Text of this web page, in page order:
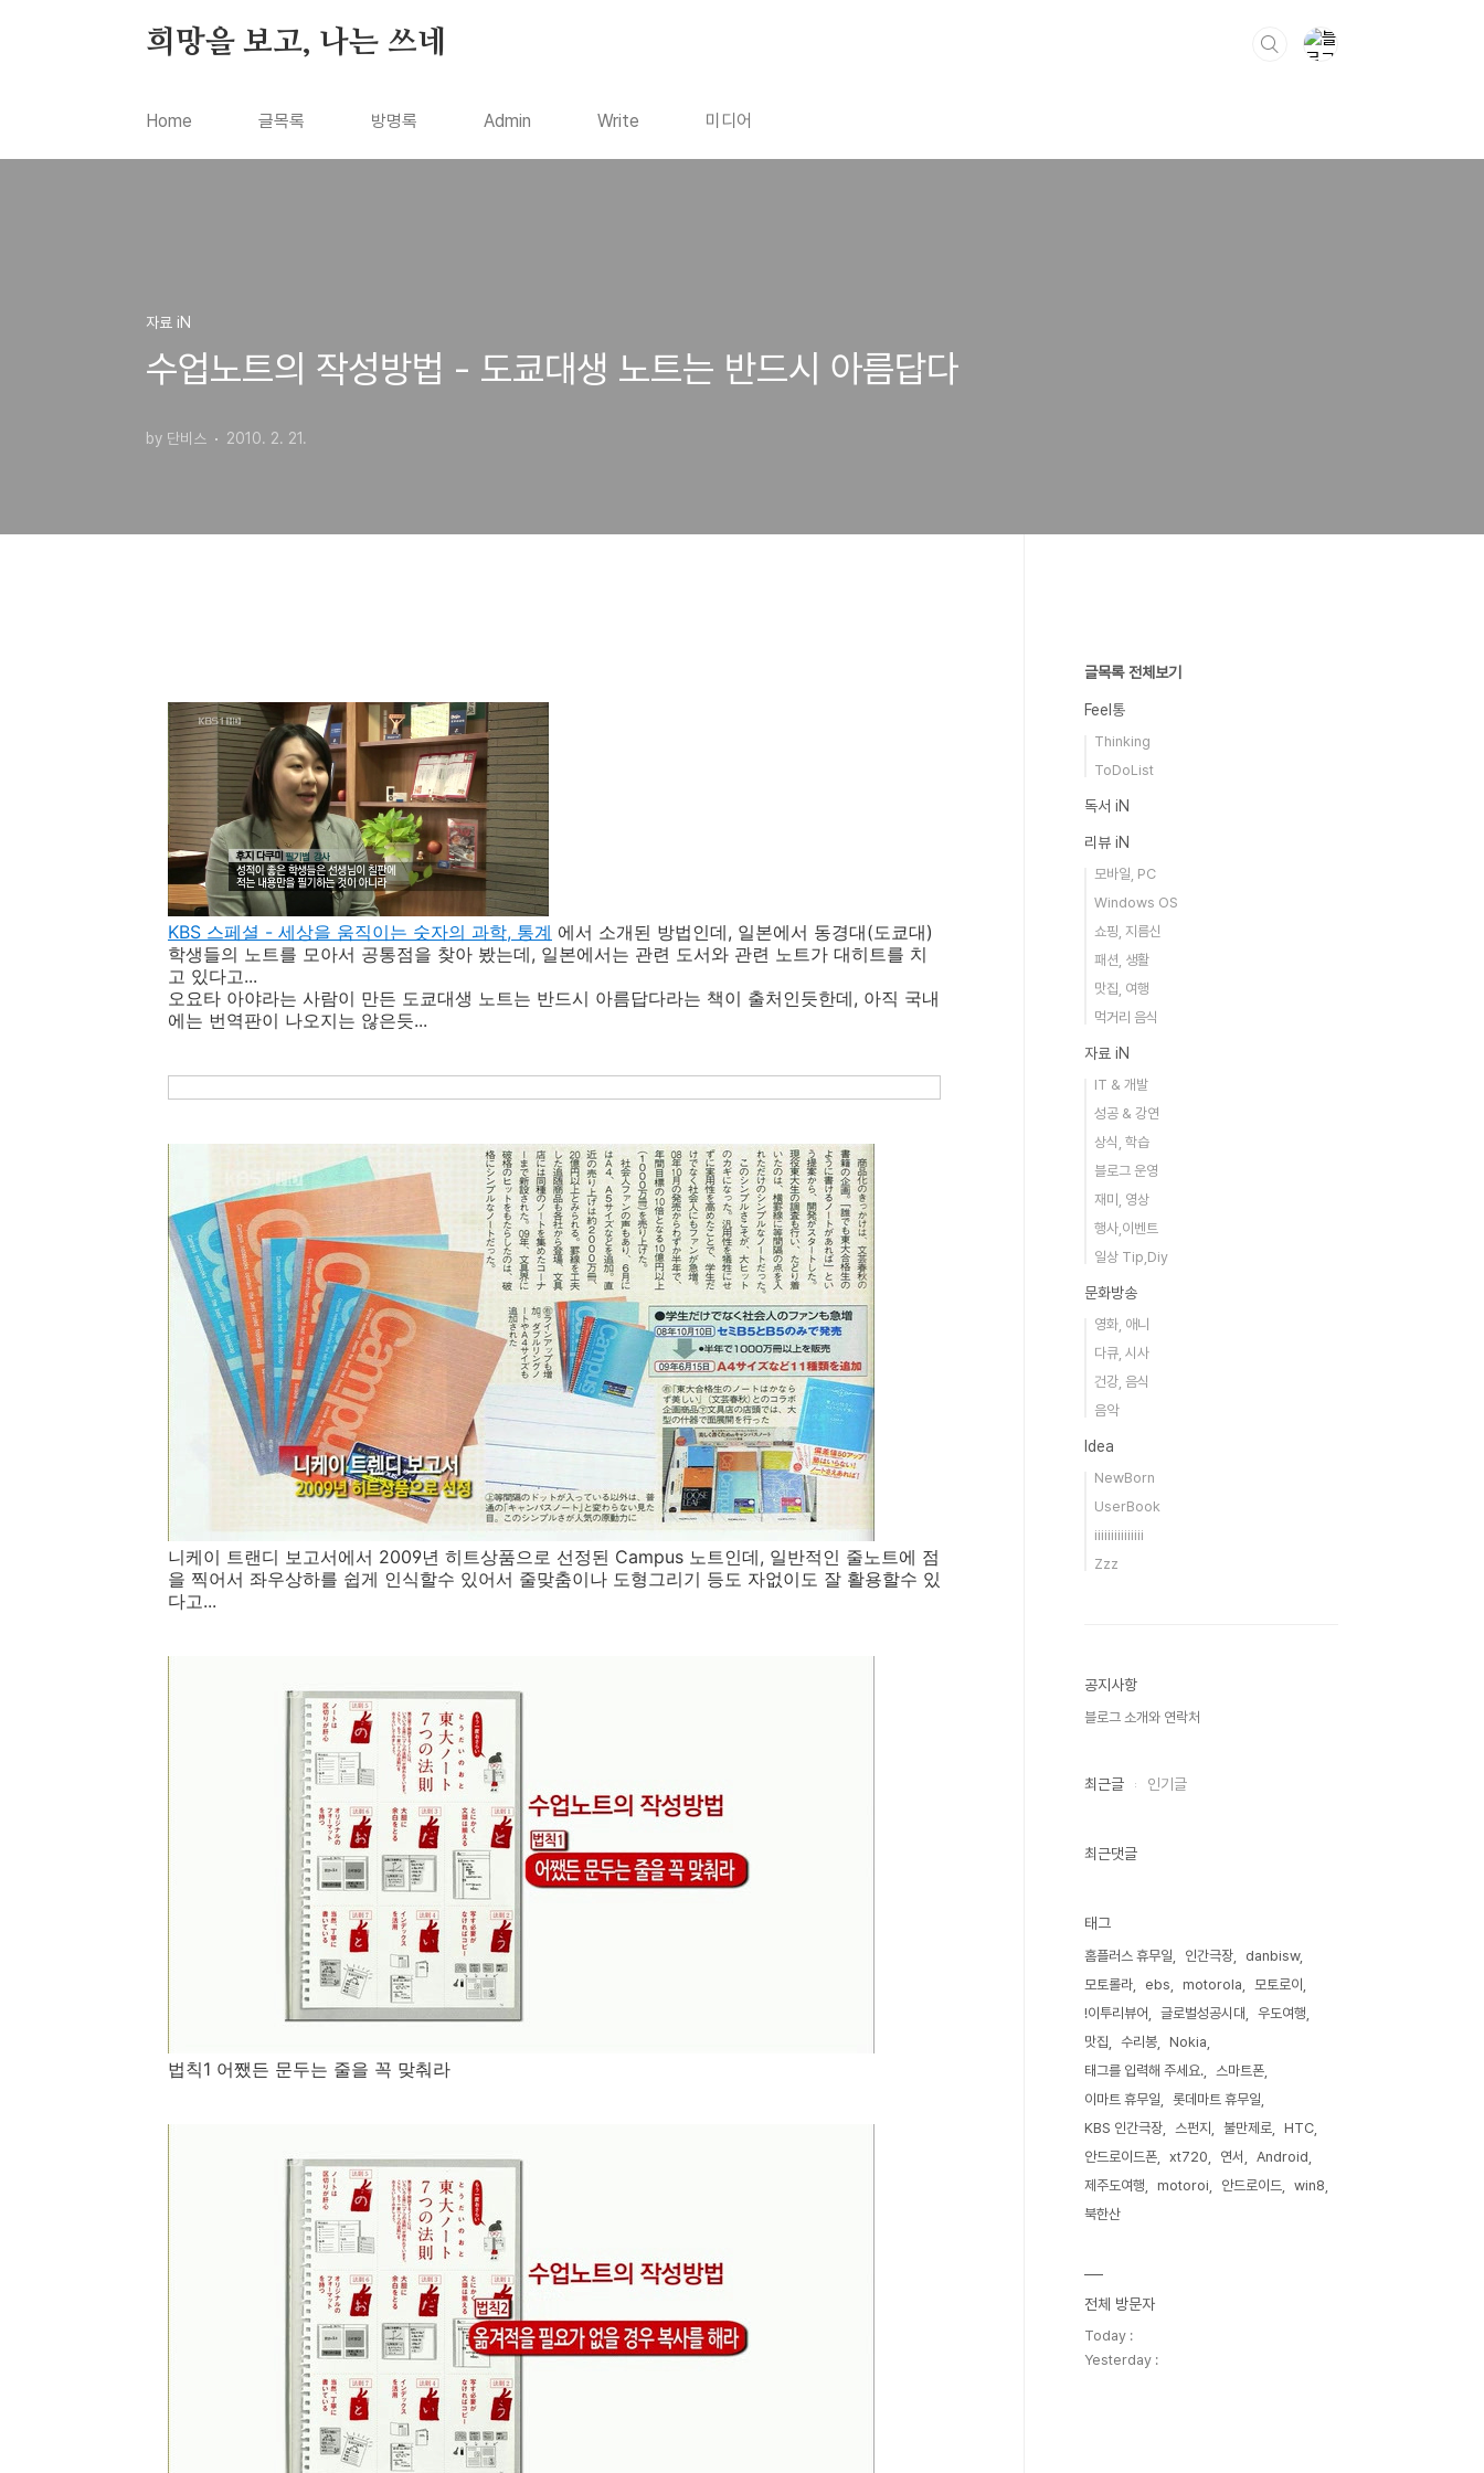
희망을 보고, 나는 쓰네
Home 글목록 방명록 Admin Write 미디어
자료 iN
수업노트의 작성방법 - 도쿄대생 노트는 반드시 아름답다
by 단비스 2010. 2. 21.
KBS 스페셜 - 세상을 움직이는 숫자의 과학, 통계 에서 소개된 방법인데, 일본에서 동경대(도쿄대)
학생들의 노트를 모아서 공통점을 찾아 봤는데, 일본에서는 관련 도서와 관련 노트가 대히트를 치
고 있다고...
오요타 아야라는 사람이 만든 도쿄대생 노트는 반드시 아름답다라는 책이 출처인듯한데, 아직 국내
에는 번역판이 나오지는 않은듯...
니케이 트랜디 보고서에서 2009년 히트상품으로 선정된 Campus 노트인데, 일반적인 줄노트에 점
을 찍어서 좌우상하를 쉽게 인식할수 있어서 줄맞춤이나 도형그리기 등도 자없이도 잘 활용할수 있
다고...
법칙1 어쨌든 문두는 줄을 꼭 맞춰라
글목록 전체보기
Feel통
Thinking
ToDoList
독서 iN
리뷰 iN
모바일, PC
Windows OS
쇼핑, 지름신
패션, 생활
맛집, 여행
먹거리 음식
자료 iN
IT & 개발
성공 & 강연
상식, 학습
블로그 운영
재미, 영상
행사,이벤트
일상 Tip,Diy
문화방송
영화, 애니
다큐, 시사
건강, 음식
음악
Idea
NewBorn
UserBook
iiiiiiiiiiiiiii
Zzz
공지사항
블로그 소개와 연락처
최근글 인기글
최근댓글
태그
홈플러스 휴무일 인간극장
danbisw
모토롤라
ebs motorola
모토로이
!이투리뷰어
글로벌성공시대
우도여행
맛집
수리봉
Nokia
태그를 입력해 주세요.
스마트폰
이마트 휴무일
롯데마트 휴무일
KBS 인간극장
스펀지 불만제로
HTC
안드로이드폰
xt720 연서
Android
제주도여행
motoroi 안드로이드
win8
북한산
전체 방문자
Today :
Yesterday :